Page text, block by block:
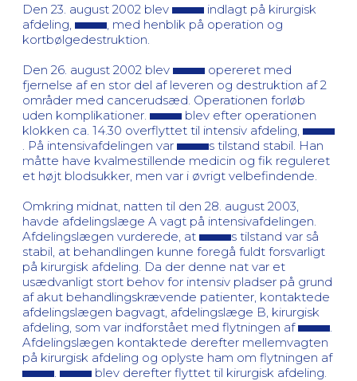
Den 23. august 2002 blev
indlagt på kirurgisk
afdeling,
, med henblik på operation og
kortbølgedestruktion.
Den 26. august 2002 blev
opereret med
fjernelse af en stor del af leveren og destruktion af 2
områder med cancerudsæd. Operationen forløb
uden komplikationer.
blev efter operationen
klokken ca. 14.30 overflyttet til intensiv afdeling,
. På intensivafdelingen var
s tilstand stabil. Han
måtte have kvalmestillende medicin og fik reguleret
et højt blodsukker, men var i øvrigt velbefindende.
Omkring midnat, natten til den 28. august 2003,
havde afdelingslæge A vagt på intensivafdelingen.
Afdelingslægen vurderede, at
s tilstand var så
stabil, at behandlingen kunne foregå fuldt forsvarligt
på kirurgisk afdeling. Da der denne nat var et
usædvanligt stort behov for intensiv pladser på grund
af akut behandlingskrævende patienter, kontaktede
afdelingslægen bagvagt, afdelingslæge B, kirurgisk
afdeling, som var indforstået med flytningen af
Afdelingslægen kontaktede derefter mellemvagten
på kirurgisk afdeling og oplyste ham om flytningen af
blev derefter flyttet til kirurgisk afdeling.